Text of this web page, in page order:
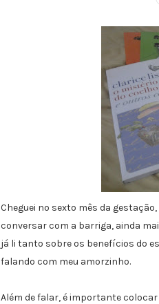
Cheguei no sexto mês da
conversar com a barriga, ainda
já li tanto sobre os benefícios do
falando com meu amorzinho.
Além de falar, é importante